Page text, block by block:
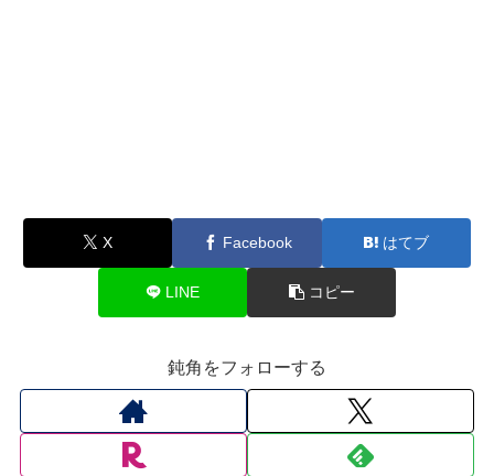
X Facebook はてブ
LINE コピー
鈍角をフォローする